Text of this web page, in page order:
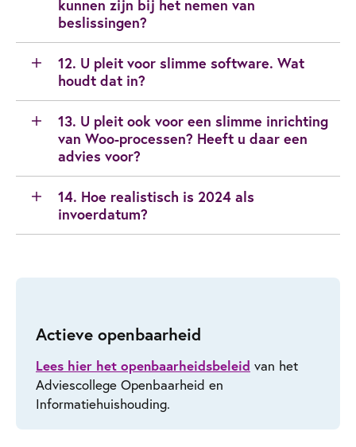
kunnen zijn bij het nemen van
beslissingen?
12. U pleit voor slimme software. Wat
houdt dat in?
13. U pleit ook voor een slimme inrichting
van Woo-processen? Heeft u daar een
advies voor?
14. Hoe realistisch is 2024 als
invoerdatum?
Actieve openbaarheid
Lees hier het openbaarheidsbeleid van het
Adviescollege Openbaarheid en
Informatiehuishouding.